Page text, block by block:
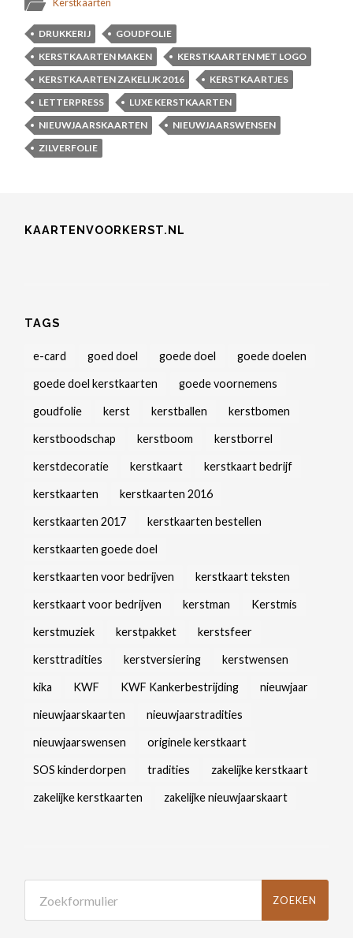
DRUKKERIJ
GOUDFOLIE
KERSTKAARTEN MAKEN
KERSTKAARTEN MET LOGO
KERSTKAARTEN ZAKELIJK 2016
KERSTKAARTJES
LETTERPRESS
LUXE KERSTKAARTEN
NIEUWJAARSKAARTEN
NIEUWJAARSWENSEN
ZILVERFOLIE
KAARTENVOORKERST.NL
TAGS
e-card goed doel goede doel goede doelen
goede doel kerstkaarten goede voornemens
goudfolie kerst kerstballen kerstbomen
kerstboodschap kerstboom kerstborrel
kerstdecoratie kerstkaart kerstkaart bedrijf
kerstkaarten kerstkaarten 2016
kerstkaarten 2017 kerstkaarten bestellen
kerstkaarten goede doel
kerstkaarten voor bedrijven kerstkaart teksten
kerstkaart voor bedrijven kerstman Kerstmis
kerstmuziek kerstpakket kerstsfeer
kersttradities kerstversiering kerstwensen
kika KWF KWF Kankerbestrijding nieuwjaar
nieuwjaarskaarten nieuwjaarstradities
nieuwjaarswensen originele kerstkaart
SOS kinderdorpen tradities zakelijke kerstkaart
zakelijke kerstkaarten zakelijke nieuwjaarskaart